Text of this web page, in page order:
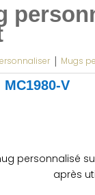
| Mugs
MC1980-V
personnalisé
après